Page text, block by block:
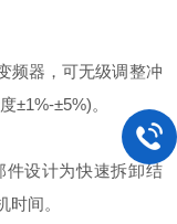
器，可无级调整冲
±1%-±5%)。
设计为快速拆卸结
间。